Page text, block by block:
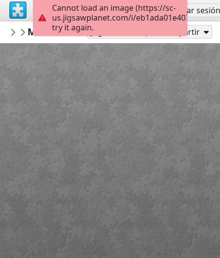
Regístrate Iniciar sesión
babazoom
Meher Baba
Meher Baba 19Jugar como Compartir
Cannot load an image (https://sc-
us.jigsawplanet.com/i/
try it again.